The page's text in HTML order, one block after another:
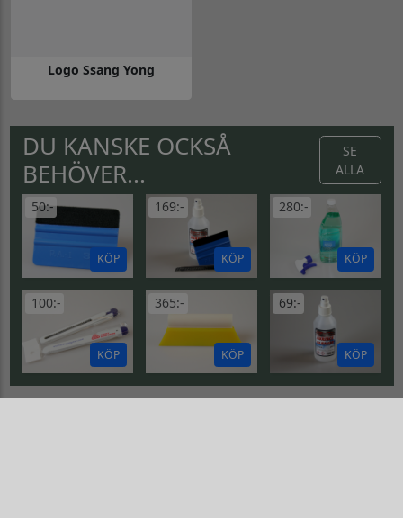
Logo Ssang Yong
DU KANSKE OCKSÅ
BEHÖVER...
SE
ALLA
50:-
KÖP
169:-
KÖP
280:-
KÖP
100:-
KÖP
365:-
KÖP
69:-
KÖP